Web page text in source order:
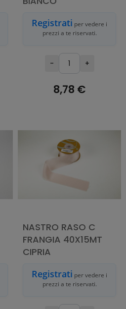
Registrati per vedere i
prezzi a te riservati.
- +
8,78 €
NASTRO RASO C
FRANGIA 40X15MT
CIPRIA
Registrati per vedere i
prezzi a te riservati.